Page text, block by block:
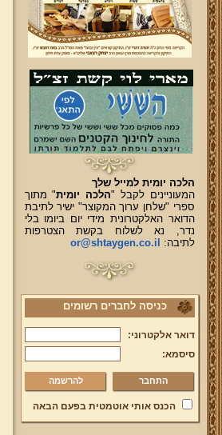
הלכה יומית למייל שלך
המעוניינים לקבל "הלכה יומית" מתוך
ספרי "שלחן ערוך המקוצר" ישיר לתיבת
הדואר האלקטרונית מידי יום ביומו בלי
נדר, נא לשלוח בקשת הצטרפות
לתיבה:
or@shtaygen.co.il
כניסה לחברים רשומים
דואר אלקטרוני:
סיסמא:
להרשמה
הכנס אותי אוטמטית בפעם הבאה